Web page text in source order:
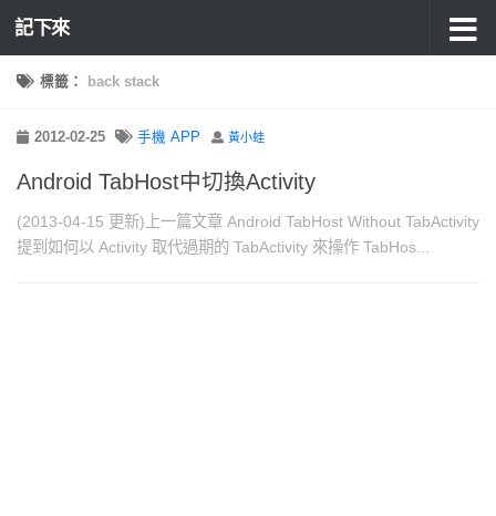
記下來
標籤： back stack
2012-02-25 手機 APP 黃小蛙
Android TabHost中切換Activity
(2013-04-15 更新)上一篇文章 Android TabHost Without TabActivity
提到如何以 Activity 取代過期的 TabActivity 來操作 TabHos...